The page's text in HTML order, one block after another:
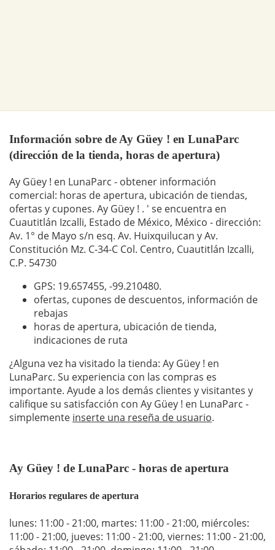
Información sobre de Ay Güey ! en LunaParc
(dirección de la tienda, horas de apertura)
Ay Güey ! en LunaParc - obtener información
comercial: horas de apertura, ubicación de tiendas,
ofertas y cupones. Ay Güey ! . ' se encuentra en
Cuautitlán Izcalli, Estado de México, México - dirección:
Av. 1° de Mayo s/n esq. Av. Huixquilucan y Av.
Constitución Mz. C-34-C Col. Centro, Cuautitlán Izcalli,
C.P. 54730
GPS: 19.657455, -99.210480.
ofertas, cupones de descuentos, información de
rebajas
horas de apertura, ubicación de tienda,
indicaciones de ruta
¿Alguna vez ha visitado la tienda: Ay Güey ! en
LunaParc. Su experiencia con las compras es
importante. Ayude a los demás clientes y visitantes y
califique su satisfacción con Ay Güey ! en LunaParc -
simplemente inserte una reseña de usuario.
Ay Güey ! de LunaParc - horas de apertura
Horarios regulares de apertura
lunes: 11:00 - 21:00, martes: 11:00 - 21:00, miércoles:
11:00 - 21:00, jueves: 11:00 - 21:00, viernes: 11:00 - 21:00,